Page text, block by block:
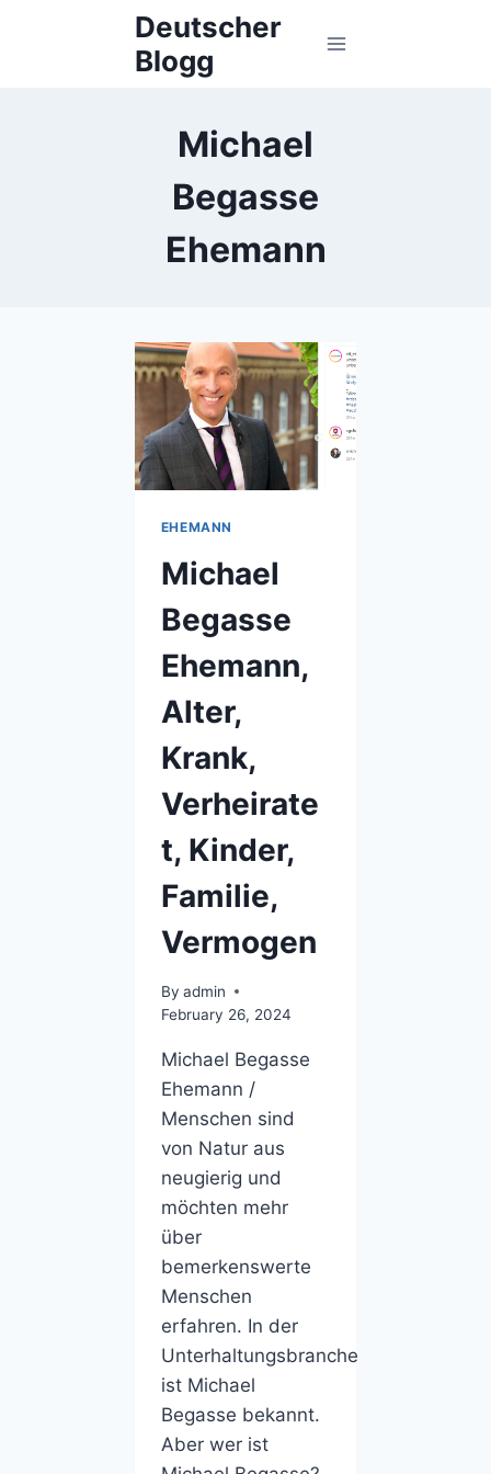
Deutscher
Blogg
Michael
Begasse
Ehemann
EHEMANN
Michael
Begasse
Ehemann,
Alter,
Krank,
Verheirate
t, Kinder,
Familie,
Vermogen
By admin
February 26, 2024
Michael Begasse
Ehemann /
Menschen sind
von Natur aus
neugierig und
möchten mehr
über
bemerkenswerte
Menschen
erfahren. In der
Unterhaltungsbranche
ist Michael
Begasse bekannt.
Aber wer ist